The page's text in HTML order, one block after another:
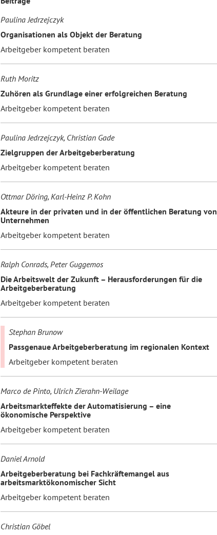
Paulina Jedrzejczyk
Organisationen als Objekt der Beratung
Arbeitgeber kompetent beraten
Ruth Moritz
Zuhören als Grundlage einer erfolgreichen Beratung
Arbeitgeber kompetent beraten
Paulina Jedrzejczyk, Christian Gade
Zielgruppen der Arbeitgeberberatung
Arbeitgeber kompetent beraten
Ottmar Döring, Karl-Heinz P. Kohn
Akteure in der privaten und in der öffentlichen Beratung von
Unternehmen
Arbeitgeber kompetent beraten
Ralph Conrads, Peter Guggemos
Die Arbeitswelt der Zukunft – Herausforderungen für die
Arbeitgeberberatung
Arbeitgeber kompetent beraten
Stephan Brunow
Passgenaue Arbeitgeberberatung im regionalen Kontext
Arbeitgeber kompetent beraten
Marco de Pinto, Ulrich Zierahn-Weilage
Arbeitsmarkteffekte der Automatisierung – eine
ökonomische Perspektive
Arbeitgeber kompetent beraten
Daniel Arnold
Arbeitgeberberatung bei Fachkräftemangel aus
arbeitsmarktökonomischer Sicht
Arbeitgeber kompetent beraten
Christian Göbel